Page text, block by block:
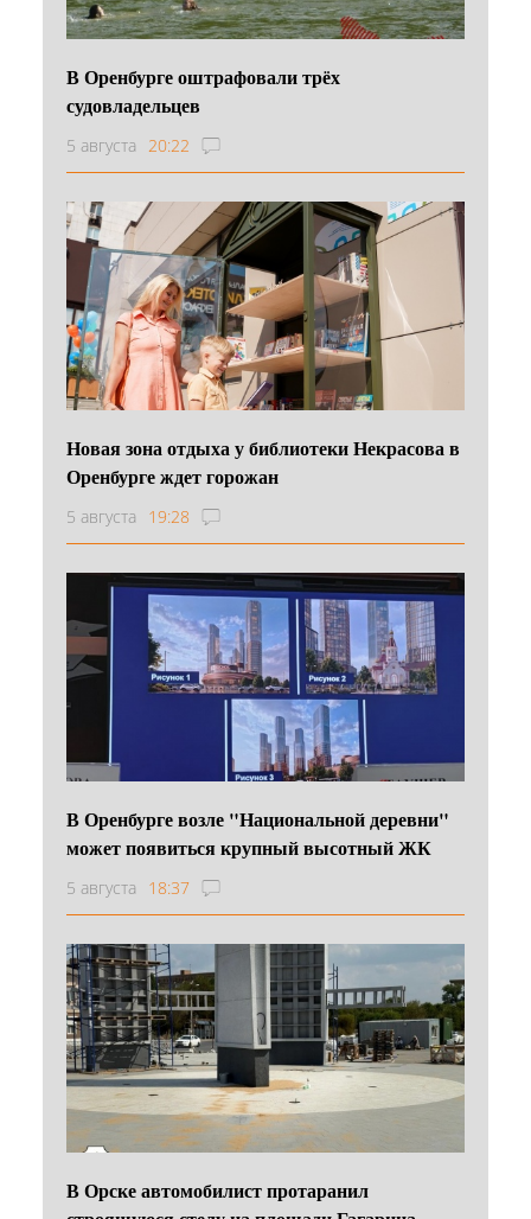
В Оренбурге оштрафовали трёх
судовладельцев
5 августа 20:22
Новая зона отдыха у библиотеки Некрасова в
Оренбурге ждет горожан
5 августа 19:28
В Оренбурге возле "Национальной деревни"
может появиться крупный высотный ЖК
5 августа 18:37
В Орске автомобилист протаранил